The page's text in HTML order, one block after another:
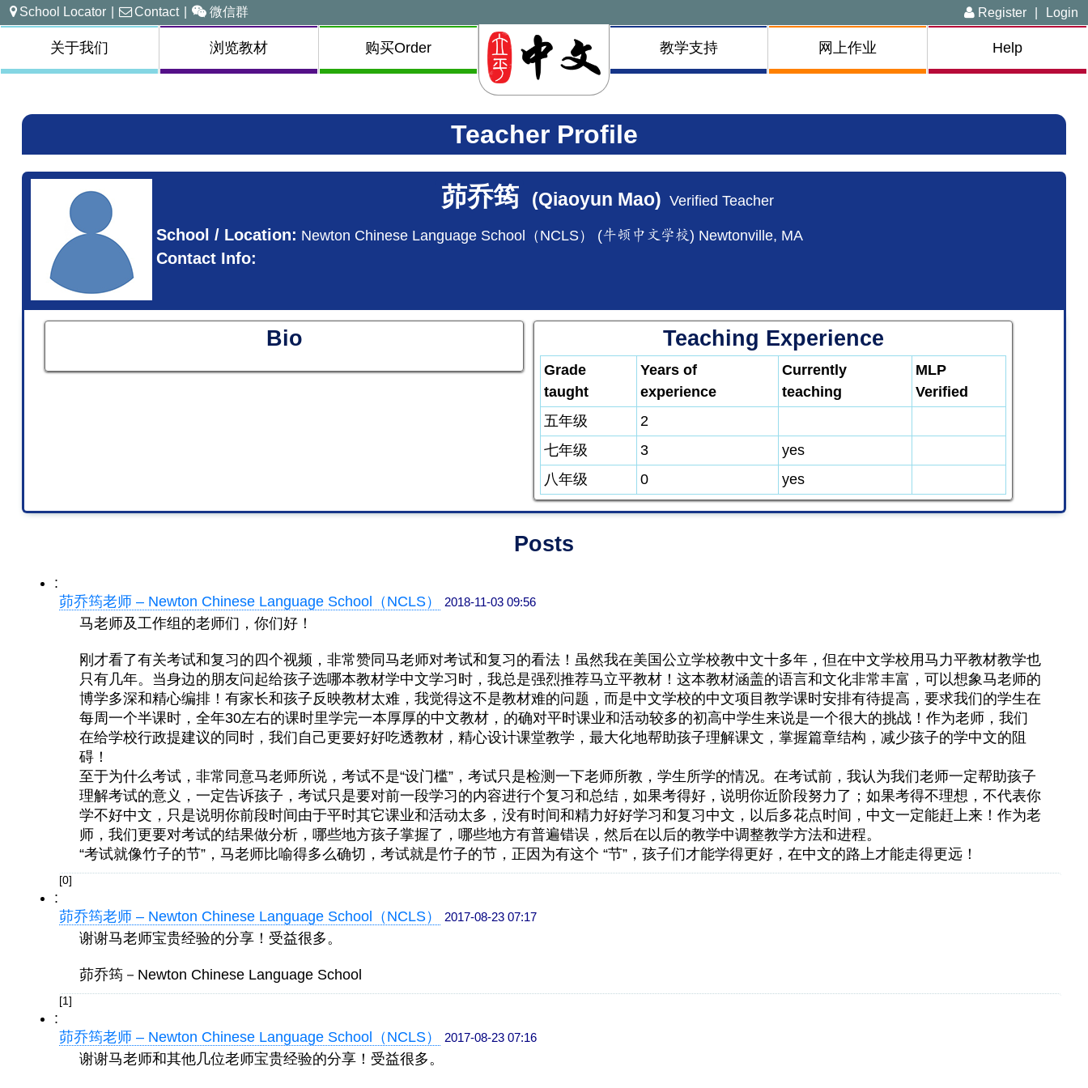
School Locator | Contact | 微信群 Register | Login
关于我们 浏览教材 购买Order 教学支持 网上作业 Help
Teacher Profile
茆乔筠 (Qiaoyun Mao) Verified Teacher
School / Location: Newton Chinese Language School（NCLS） (牛顿中文学校) Newtonville, MA
Contact Info:
Bio Teaching Experience
Grade
taught
Years of
experience
Currently
teaching
MLP
Verified
五年级
2
七年级
3
yes
八年级
0 yes
Posts
:
茆乔筠老师 – Newton Chinese Language School（NCLS）
2018-11-03 09:56
马老师及工作组的老师们，你们好！
刚才看了有关考试和复习的四个视频，非常赞同马老师对考试和复习的看法！虽然我在美国公立学校教中文十多年，但在中文学校用马力平教材教学也
只有几年。当身边的朋友问起给孩子选哪本教材学中文学习时，我总是强烈推荐马立平教材！这本教材涵盖的语言和文化非常丰富，可以想象马老师的
博学多深和精心编排！有家长和孩子反映教材太难，我觉得这不是教材难的问题，而是中文学校的中文项目教学课时安排有待提高，要求我们的学生在
每周一个半课时，全年30左右的课时里学完一本厚厚的中文教材，的确对平时课业和活动较多的初高中学生来说是一个很大的挑战！作为老师，我们
在给学校行政提建议的同时，我们自己更要好好吃透教材，精心设计课堂教学，最大化地帮助孩子理解课文，掌握篇章结构，减少孩子的学中文的阻
碍！
至于为什么考试，非常同意马老师所说，考试不是“设门槛”，考试只是检测一下老师所教，学生所学的情况。在考试前，我认为我们老师一定帮助孩子
理解考试的意义，一定告诉孩子，考试只是要对前一段学习的内容进行个复习和总结，如果考得好，说明你近阶段努力了；如果考得不理想，不代表你
学不好中文，只是说明你前段时间由于平时其它课业和活动太多，没有时间和精力好好学习和复习中文，以后多花点时间，中文一定能赶上来！作为老
师，我们更要对考试的结果做分析，哪些地方孩子掌握了，哪些地方有普遍错误，然后在以后的教学中调整教学方法和进程。
“考试就像竹子的节”，马老师比喻得多么确切，考试就是竹子的节，正因为有这个 “节”，孩子们才能学得更好，在中文的路上才能走得更远！
[0]
:
茆乔筠老师 – Newton Chinese Language School（NCLS）
2017-08-23 07:17
谢谢马老师宝贵经验的分享！受益很多。
茆乔筠－Newton Chinese Language School
[1]
:
茆乔筠老师 – Newton Chinese Language School（NCLS）
2017-08-23 07:16
谢谢马老师和其他几位老师宝贵经验的分享！受益很多。